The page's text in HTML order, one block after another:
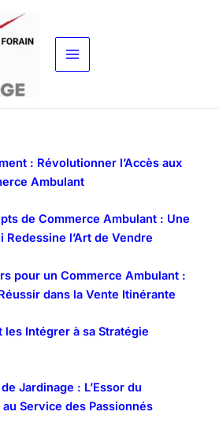
: Révolutionner l’Accès aux
Ambulant
de Commerce Ambulant : Une
l’Art de Vendre
pour un Commerce Ambulant :
dans la Vente Itinérante
les Intégrer à sa Stratégie
Jardinage : L’Essor du
Service des Passionnés